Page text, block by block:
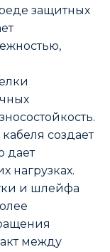
защитных
создает
дает
нагрузках.
и шлейфа
между